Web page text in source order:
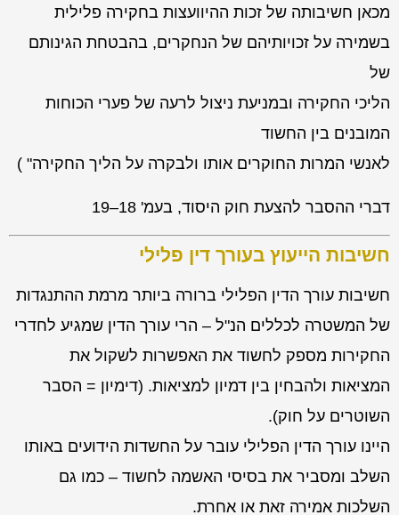
מכאן חשיבותה של זכות ההיוועצות בחקירה פלילית
בשמירה על זכויותיהם של הנחקרים, בהבטחת הגינותם
של
הליכי החקירה ובמניעת ניצול לרעה של פערי הכוחות
המובנים בין החשוד
לאנשי המרות החוקרים אותו ולבקרה על הליך החקירה" )
דברי ההסבר להצעת חוק היסוד, בעמ' 18–19
חשיבות הייעוץ בעורך דין פלילי
חשיבות עורך הדין הפלילי ברורה ביותר מרמת ההתנגדות
של המשטרה לכללים הנ"ל – הרי עורך הדין שמגיע לחדרי
החקירות מספק לחשוד את האפשרות לשקול את
המציאות ולהבחין בין דמיון למציאות. (דימיון = הסבר
השוטרים על חוק).
היינו עורך הדין הפלילי עובר על החשדות הידועים באותו
השלב ומסביר את בסיסי האשמה לחשוד – כמו גם
השלכות אמירה זאת או אחרת.